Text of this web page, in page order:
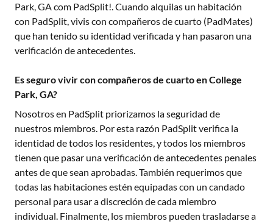
Park, GAcom PadSplit!. Cuando alquilas un habitación
con PadSplit, vivis con compañeros de cuarto (PadMates)
que han tenido su identidad verificada y han pasaron una
verificación de antecedentes.
Es seguro vivir con compañeros de cuarto en College
Park, GA?
Nosotros en PadSplit priorizamos la seguridad de
nuestros miembros. Por esta razón PadSplit verifica la
identidad de todos los residentes, y todos los miembros
tienen que pasar una verificación de antecedentes penales
antes de que sean aprobadas. También requerimos que
todas las habitaciones estén equipadas con un candado
personal para usar a discreción de cada miembro
individual. Finalmente, los miembros pueden trasladarse a